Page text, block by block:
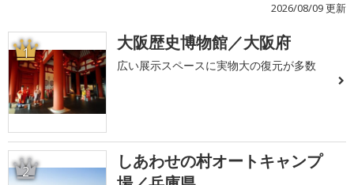
2026/08/09 更新
1 大阪歴史博物館／大阪府
広い展示スペースに実物大の復元が多数
2
しあわせの村オートキャンプ